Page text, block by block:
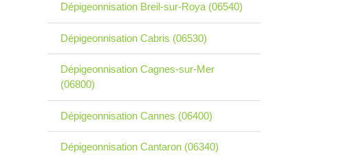
Dépigeonnisation Breil-sur-Roya (06540)
Dépigeonnisation Cabris (06530)
Dépigeonnisation Cagnes-sur-Mer
(06800)
Dépigeonnisation Cannes (06400)
Dépigeonnisation Cantaron (06340)